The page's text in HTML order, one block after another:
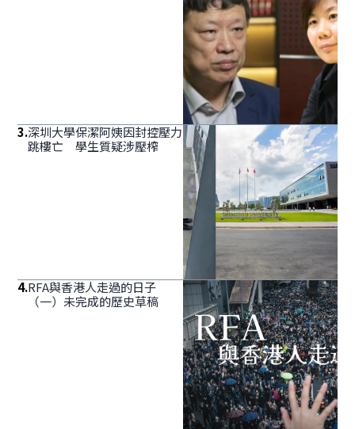
3.深圳大學保潔阿姨因封控壓力
跳樓亡 學生質疑涉壓榨
4.RFA與香港人走過的日子
（一）未完成的歷史草稿